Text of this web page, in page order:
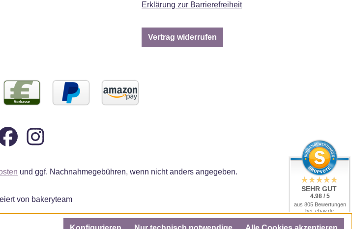
Erklärung zur Barrierefreiheit
Vertrag widerrufen
und ggf. Nachnahmegebühren, wenn nicht anders angegeben.
von bakeryteam
SEHR GUT
4.98 / 5
aus 805 Bewertungen
bei: ebay.de,
amazon.de, amazon.it,
shopvote.de